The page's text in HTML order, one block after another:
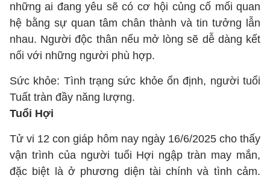
những ai đang yêu sẽ có cơ hội củng cố mối quan
hệ bằng sự quan tâm chân thành và tin tưởng lẫn
nhau. Người độc thân nếu mở lòng sẽ dễ dàng kết
nối với những người phù hợp.
Sức khỏe: Tình trạng sức khỏe ổn định, người tuổi
Tuất tràn đầy năng lượng.
Tuổi Hợi
Tử vi 12 con giáp hôm nay ngày 16/6/2025 cho thấy
vận trình của người tuổi Hợi ngập tràn may mắn,
đặc biệt là ở phương diện tài chính và tình cảm.